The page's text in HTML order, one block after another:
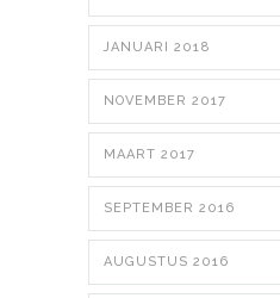
JANUARI 2018
NOVEMBER 2017
MAART 2017
SEPTEMBER 2016
AUGUSTUS 2016